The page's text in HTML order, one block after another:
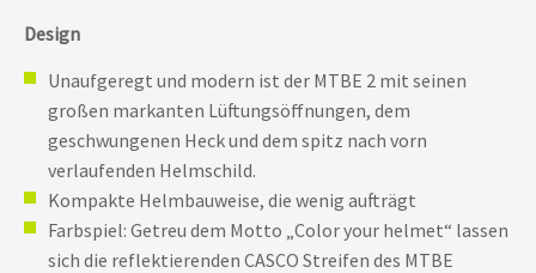
Design
Unaufgeregt und modern ist der MTBE 2 mit seinen
großen markanten Lüftungsöffnungen, dem
geschwungenen Heck und dem spitz nach vorn
verlaufenden Helmschild.
Kompakte Helmbauweise, die wenig aufträgt
Farbspiel: Getreu dem Motto „Color your helmet“ lassen
sich die reflektierenden CASCO Streifen des MTBE